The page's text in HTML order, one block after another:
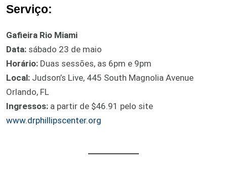
Serviço:
Gafieira Rio Miami
Data: sábado 23 de maio
Horário: Duas sessões, as 6pm e 9pm
Local: Judson’s Live, 445 South Magnolia Avenue
Orlando, FL
Ingressos: a partir de $46.91 pelo site
www.drphillipscenter.org